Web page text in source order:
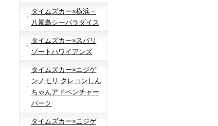
タイムズカー×横浜・
八景島シーパラダイス
タイムズカー×スパリ
ゾートハワイアンズ
タイムズカー×ニジゲ
ンノモリ クレヨンしん
ちゃんアドベンチャー
パーク
タイムズカー×ニジゲ